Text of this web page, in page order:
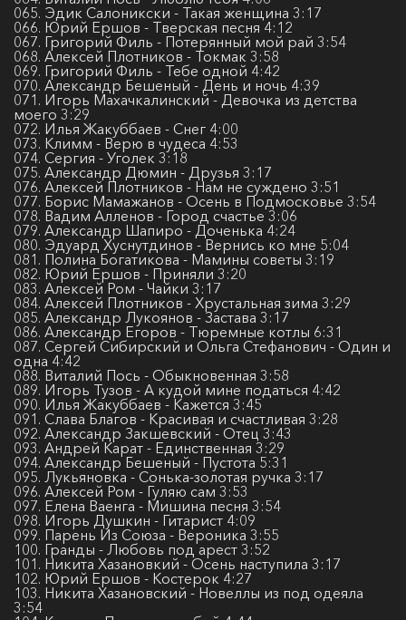
065. Эдик Салоникски - Такая женщина 3:17
066. Юрий Ершов - Тверская песня 4:12
067. Григорий Филь - Потерянный мой рай 3:54
068. Алексей Плотников - Токмак 3:58
069. Григорий Филь - Тебе одной 4:42
070. Александр Бешеный - День и ночь 4:39
071. Игорь Махачкалинский - Девочка из детства
моего 3:29
072. Илья Жакуббаев - Снег 4:00
073. Климм - Верю в чудеса 4:53
074. Сергия - Уголек 3:18
075. Александр Дюмин - Друзья 3:17
076. Алексей Плотников - Нам не суждено 3:51
077. Борис Мамажанов - Осень в Подмосковье 3:54
078. Вадим Алленов - Город счастье 3:06
079. Александр Шапиро - Доченька 4:24
080. Эдуард Хуснутдинов - Вернись ко мне 5:04
081. Полина Богатикова - Мамины советы 3:19
082. Юрий Ершов - Приняли 3:20
083. Алексей Ром - Чайки 3:17
084. Алексей Плотников - Хрустальная зима 3:29
085. Александр Лукоянов - Застава 3:17
086. Алекcандр Егоров - Тюремные котлы 6:31
087. Сергей Сибирский и Ольга Стефанович - Один и
одна 4:42
088. Виталий Пось - Обыкновенная 3:58
089. Игорь Тузов - А кудой мине податься 4:42
090. Илья Жакуббаев - Кажется 3:45
091. Слава Благов - Красивая и счастливая 3:28
092. Александр Закшевский - Отец 3:43
093. Андрей Карат - Единственная 3:29
094. Александр Бешеный - Пустота 5:31
095. Лукьяновка - Сонька-золотая ручка 3:17
096. Алексей Ром - Гуляю сам 3:53
097. Елена Ваенга - Мишина песня 3:54
098. Игорь Душкин - Гитарист 4:09
099. Парень Из Союза - Вероника 3:55
100. Гранды - Любовь под арест 3:52
101. Никита Хазановкий - Осень наступила 3:17
102. Юрий Ершов - Костерок 4:27
103. Никита Хазановский - Новеллы из под одеяла
3:54